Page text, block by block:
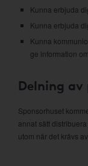
Kunna erbjuda
Kunna erbjuda
Kunna
ge information
Delning
Sponsorhuset
annat sätt
utom när det krävs